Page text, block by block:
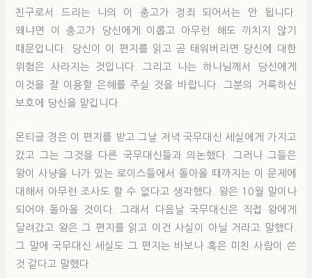
친구로서 드리는 나의 이 충고가 정죄 되어서는 안 됩니다.
왜냐면 이 충고가 당신에게 이롭고 아무런 해도 끼치지 않기
때문입니다. 당신이 이 편지를 읽고 곧 태워버리면 당신에 대한
위험은 사라지는 것입니다. 그리고 나는 하나님께서 당신에게
이것을 잘 이용할 은혜를 주실 것을 바랍니다. 그분의 거룩하신
보호에 당신을 맡깁니다.
몬티글 경은 이 편지를 받고 그날 저녁 국무대신 세실에게 가지고
갔고 그는 그것을 다른 국무대신들과 의논했다. 그러나 그들은
왕이 사냥을 나가 있는 로이스들에서 돌아올 때까지는 이 문제에
대해서 아무런 조사도 할 수 없다고 생각했다. 왕은 10월 말이나
되어야 돌아올 것이다. 그래서 다음날 국무대신은 직접 왕에게
달려갔고 왕은 그 편지를 읽고 이건 사실이 아닐 거라고 말했다.
그 말에 국무대신 세실도 그 편지는 바보나 혹은 미친 사람이 쓴
것 같다고 말했다.